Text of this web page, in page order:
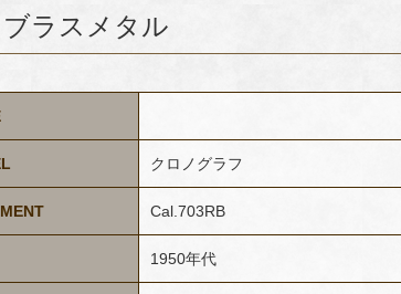
ラスメタル
クロノグラフ
Cal.703RB
1950年代